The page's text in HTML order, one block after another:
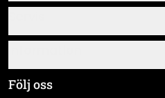
Om oss
Materialöversikt
Spåra leverans
Allmänna villkor
Följ oss